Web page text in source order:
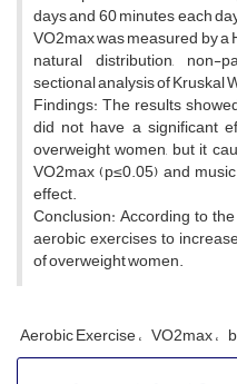
days and 60 minutes each
VO2max was measured by a
natural distribution, non-
sectional analysis of Kruskal
Findings: The results
did not have a significant
overweight women, but it
VO2max (p≤0.05) and
effect.
Conclusion: According to
aerobic exercises to
of overweight women.
Aerobic Exercise VO2max